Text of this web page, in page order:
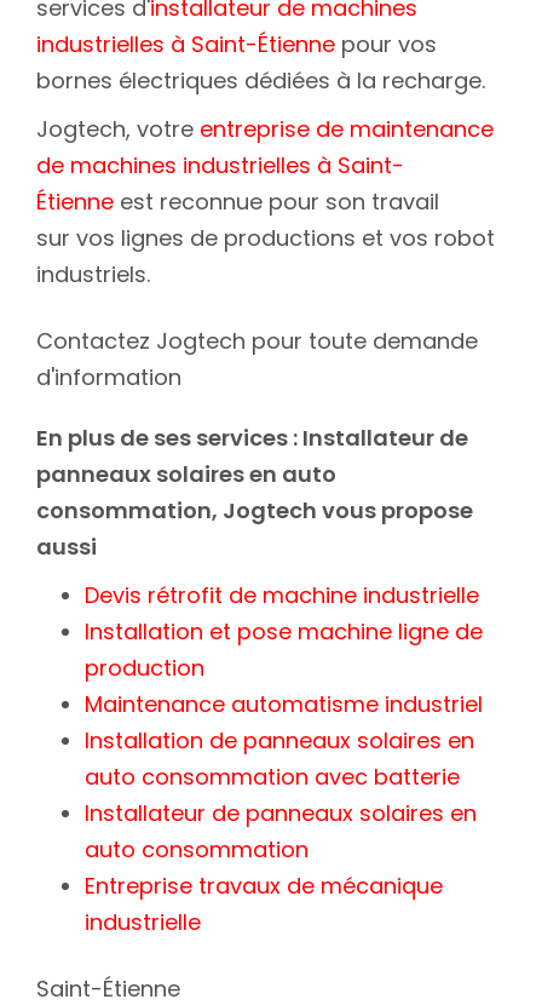
services d'installateur de machines
industrielles à Saint-Étienne pour vos
bornes électriques dédiées à la recharge.
Jogtech, votre entreprise de maintenance
de machines industrielles à Saint-
Étienne est reconnue pour son travail
sur vos lignes de productions et vos robot
industriels.
Contactez Jogtech pour toute demande
d'information
En plus de ses services : Installateur de
panneaux solaires en auto
consommation, Jogtech vous propose
aussi
Devis rétrofit de machine industrielle
Installation et pose machine ligne de
production
Maintenance automatisme industriel
Installation de panneaux solaires en
auto consommation avec batterie
Installateur de panneaux solaires en
auto consommation
Entreprise travaux de mécanique
industrielle
Saint-Étienne